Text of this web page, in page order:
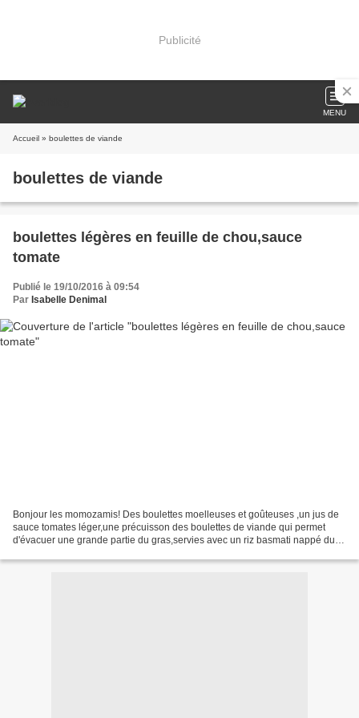
Publicité
MENU
Accueil » boulettes de viande
boulettes de viande
boulettes légères en feuille de chou,sauce
tomate
Publié le 19/10/2016 à 09:54
Par Isabelle Denimal
Bonjour les momozamis! Des boulettes moelleuses et goûteuses ,un jus de
sauce tomates léger,une précuisson des boulettes de viande qui permet
d'évacuer une grande partie du gras,servies avec un riz basmati nappé du